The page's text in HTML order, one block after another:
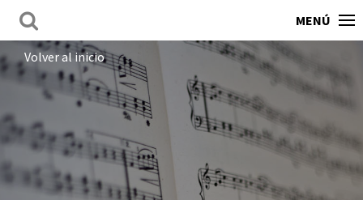
MENÚ
Volver al inicio